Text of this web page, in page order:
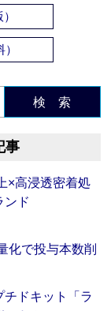
検 索
事
×高浸透密着処
ンド
化で投与本数削
チドキット「ラ